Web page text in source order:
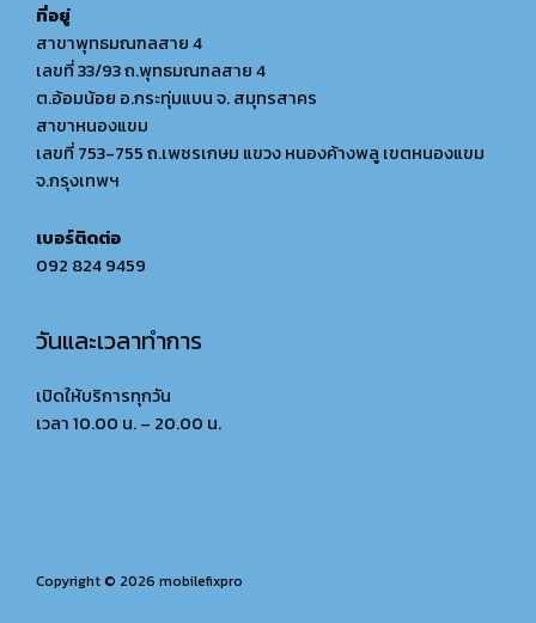
ที่อยู่
สาขาพุทธมณฑลสาย 4
เลขที่ 33/93 ถ.พุทธมณฑลสาย 4
ต.อ้อมน้อย อ.กระทุ่มแบน จ. สมุทรสาคร
สาขาหนองแขม
เลขที่ 753-755 ถ.เพชรเกษม แขวง หนองค้างพลู เขตหนองแขม
จ.กรุงเทพฯ
เบอร์ติดต่อ
092 824 9459
วันและเวลาทำการ
เปิดให้บริการทุกวัน
เวลา 10.00 น. – 20.00 น.
Copyright © 2026 mobilefixpro